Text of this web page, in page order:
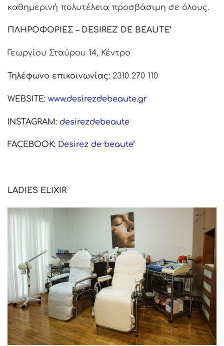
καθημερινή πολυτέλεια προσβάσιμη σε όλους.
ΠΛΗΡΟΦΟΡΙΕΣ – DESIREZ DE BEAUTE’
Γεωργίου Σταύρου 14, Κέντρο
Τηλέφωνο επικοινωνίας: 2310 270 110
WEBSITE: www.desirezdebeaute.gr
INSTAGRAM: desirezdebeaute
FACEBOOK: Desirez de beaute’
LADIES ELIXIR